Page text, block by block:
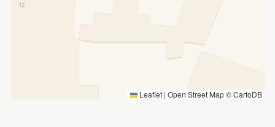
Leaflet | Open Street Map ©CartoDB